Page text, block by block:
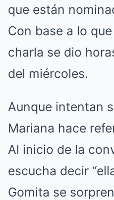
que están
Con base a lo
charla se dio
del miércoles.
Aunque intentan
Mariana hace
Al inicio de la
escucha decir
Gomita se